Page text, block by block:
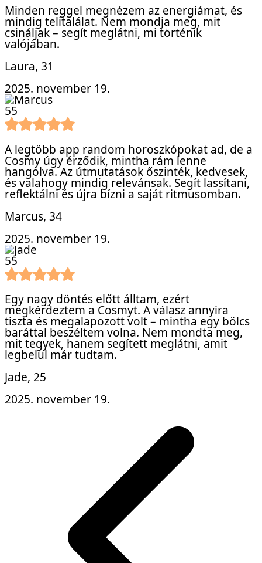
Minden reggel megnézem az energiámat, és
mindig telitalálat. Nem mondja meg, mit
csináljak – segít meglátni, mi történik
valójában.
Laura, 31
2025. november 19.
55
A legtöbb app random horoszkópokat ad, de a
Cosmy úgy érződik, mintha rám lenne
hangolva. Az útmutatások őszinték, kedvesek,
és valahogy mindig relevánsak. Segít lassítani,
reflektálni és újra bízni a saját ritmusomban.
Marcus, 34
2025. november 19.
55
Egy nagy döntés előtt álltam, ezért
megkérdeztem a Cosmyt. A válasz annyira
tiszta és megalapozott volt – mintha egy bölcs
baráttal beszéltem volna. Nem mondta meg,
mit tegyek, hanem segített meglátni, amit
legbelül már tudtam.
Jade, 25
2025. november 19.